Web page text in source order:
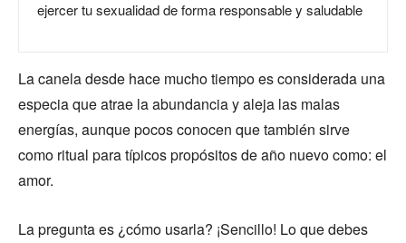
ejercer tu sexualidad de forma responsable y saludable
La canela desde hace mucho tiempo es considerada una
especia que atrae la abundancia y aleja las malas
energías, aunque pocos conocen que también sirve
como ritual para típicos propósitos de año nuevo como: el
amor.
La pregunta es ¿cómo usarla? ¡Sencillo! Lo que debes